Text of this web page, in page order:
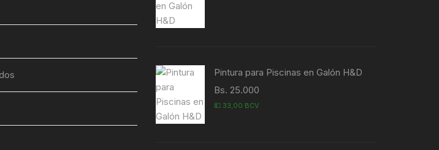
Pintura para Piscinas en Galón H&D
Bs. 25.000
💵 33,00 BCV